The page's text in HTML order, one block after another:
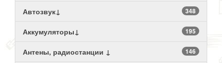
Автозвук↓ 348
Аккумуляторы↓ 195
Антены, радиостанции ↓ 146